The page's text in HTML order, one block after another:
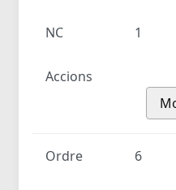
NC 1
Accions
Ordre 6